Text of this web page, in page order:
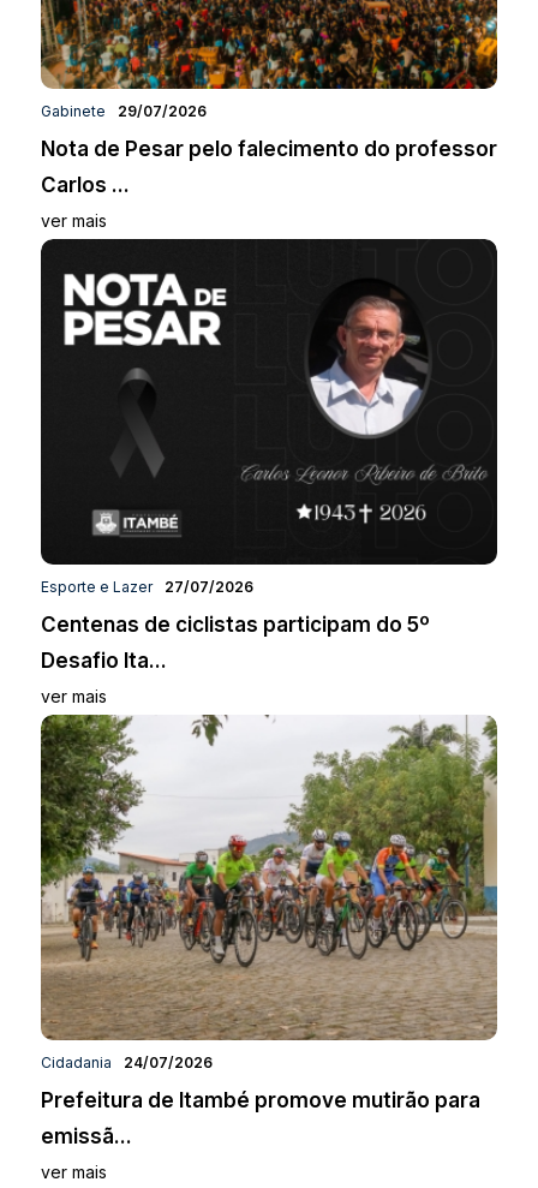
Gabinete 29/07/2026
Nota de Pesar pelo falecimento do professor
Carlos ...
ver mais
Esporte e Lazer 27/07/2026
Centenas de ciclistas participam do 5º
Desafio Ita...
ver mais
Cidadania 24/07/2026
Prefeitura de Itambé promove mutirão para
emissã...
ver mais